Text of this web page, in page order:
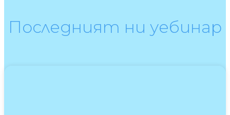
Последният ни уебинар